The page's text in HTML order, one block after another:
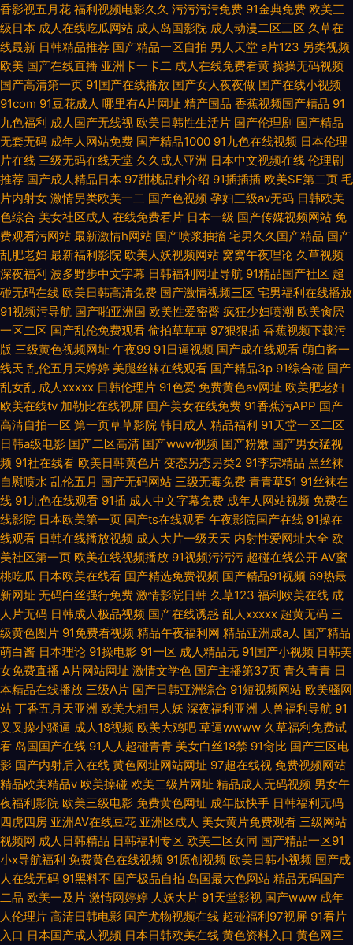
香影视五月花 福利视频电影久久 污污污污免费 91金典免费 欧美三
级日本 成人在线吃瓜网站 成人岛国影院 成人动漫二区三区 久草在
线最新 日韩精品推荐 国产精品一区自拍 男人天堂 a片123 另类视频
欧美 国产在线直播 亚洲卡一卡二 成人在线免费看黄 操操无码视频
国产高清第一页 91国产在线播放 国产女人夜夜做 国产在线小视频
91com 91豆花成人 哪里有A片网址 精产国品 香蕉视频国产精品 91
九色福利 成人国产无线视 欧美日韩性生活片 国产伦理剧 国产精品
无套无码 成年人网站免费 国产精品1000 91九色在线视频 日本伦理
片在线 三级无码在线天堂 久久成人亚洲 日本中文视频在线 伦理剧
推荐 国产成人精品日本 97甜桃品种介绍 91插插插 欧美SE第二页 毛
片内射女 激情另类欧美一二 国产色视频 孕妇三级av无码 日韩欧美
色综合 美女社区成人 在线免费看片 日本一级 国产传媒视频网站 免
费观看污网站 最新激情h网站 国产喷浆抽搐 宅男久久国产精品 国产
乱肥老妇 最新福利影院 欧美人妖视频网站 窝窝午夜理论 久草视频
深夜福利 波多野步中文字幕 日韩福利网址导航 91精品国产社区 超
碰无码在线 欧美日韩高清免费 国产激情视频三区 宅男福利在线播放
91视频污导航 国产啪亚洲国 欧美性爱密臀 疯狂少妇喷潮 欧美肏屄
一区二区 国产乱伦免费观看 偷拍草草草 97狠狠插 香蕉视频下载污
版 三级黄色视频网址 午夜99 91日逼视频 国产成在线观看 萌白酱一
线天 乱伦五月天婷婷 美腿丝袜在线观看 国产精品3p 91综合碰 国产
乱女乱 成人xxxxx 日韩伦理片 91色爱 免费黄色av网址 欧美肥老妇
欧美在线tv 加勒比在线视屏 国产美女在线免费 91香蕉污APP 国产
高清自拍一区 第一页草草影院 韩日成人 精品福利 91天堂一区二区
日韩a级电影 国产二区高清 国产www视频 国产粉嫩 国产男女猛视
频 91社在线看 欧美日韩黄色片 变态另态另类2 91李宗精品 黑丝袜
自慰喷水 乱伦五月 国产无码网站 三级无毒免费 青青草51 91丝袜在
线 91九色在线观看 91插 成人中文字幕免费 成年人网站视频 免费在
线影院 日本欧美第一页 国产ts在线观看 午夜影院国产在线 91操在
线观看 日韩在线播放视频 成人大片一级天天 内射性爱网址大全 欧
美社区第一页 欧美在线视频播放 91视频污污污 超碰在线公开 AV蜜
桃吃瓜 日本欧美在线看 国产精选免费视频 国产精品91视频 69热最
新网址 无码白丝强行免费 激情影院日韩 久草123 福利欧美在线 成
人片无码 日韩成人极品视频 国产在线诱惑 乱人xxxxx 超黄无码 三
级黄色图片 91免费看视频 精品午夜福利网 精品亚洲成a人 国产精品
萌白酱 日本理论 91操电影 91一区 成人精品无 91国产小视频 日韩美
女免费直播 A片网站网址 激情文学色 国产主播第37页 青久青青 日
本精品在线播放 三级A片 国产日韩亚洲综合 91短视频网站 欧美骚网
站 丁香五月天亚洲 欧美大粗吊人妖 深夜福利亚洲 人兽福利导航 91
叉叉操小骚逼 成人18视频 欧美大鸡吧 草逼wwww 久草福利免费试
看 岛国国产在线 91人人超碰青青 美女白丝18禁 91肏比 国产三区电
影 国产内射后入在线 黄色网址网站网址 97超在线视 免费视频网站
精品欧美精品v 欧美操碰 欧美二级片网址 精品成人无码视频 男女午
夜福利影院 欧美三级电影 免费黄色网址 成年版快手 日韩福利无码
四虎四房 亚洲AV在线豆花 亚洲区成人 美女黄片免费观看 三级网站
视频网 成人日韩精品 日韩福利专区 欧美二区女同 国产精品一区91
小x导航福利 免费黄色在线视频 91原创视频 欧美日韩小视频 国产成
人在线无码 91黑料不 国产极品自拍 岛国最大色网站 精品无码国产
二品 欧美一及片 激情网婷婷 人妖大片 91天堂影视 国产www 成年
人伦理片 高清日韩电影 国产尤物视频在线 超碰福利97视屏 91看片
入口 日本国产成人视频 日本日韩欧美在线 黄色资料入口 黄色网三